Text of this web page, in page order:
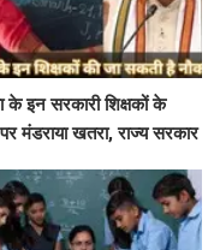
के इन सरकारी शिक्षकों के
मंडराया खतरा, राज्य सरकार